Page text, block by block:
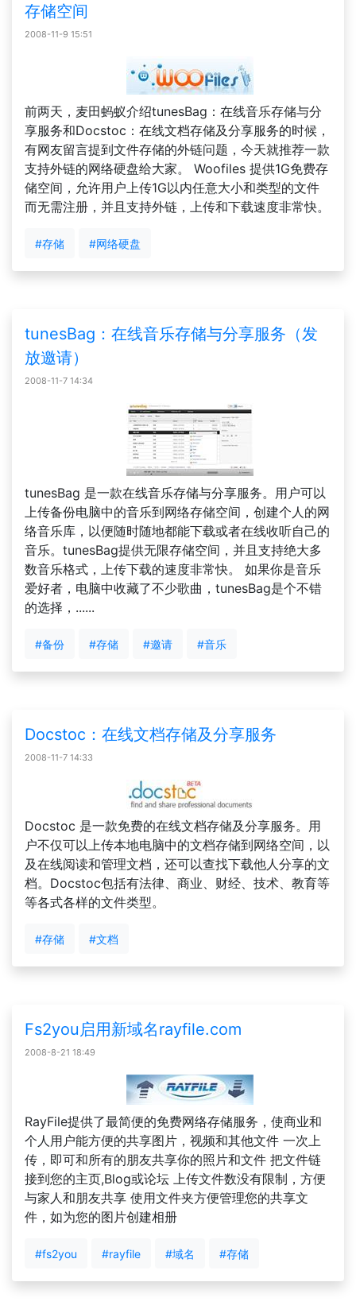
存储空间
2008-11-9 15:51
前两天，麦田蚂蚁介绍tunesBag：在线音乐存储与分
享服务和Docstoc：在线文档存储及分享服务的时候，
有网友留言提到文件存储的外链问题，今天就推荐一款
支持外链的网络硬盘给大家。 Woofiles 提供1G免费存
储空间，允许用户上传1G以内任意大小和类型的文件
而无需注册，并且支持外链，上传和下载速度非常快。
#存储 #网络硬盘
tunesBag：在线音乐存储与分享服务（发
放邀请）
2008-11-7 14:34
tunesBag 是一款在线音乐存储与分享服务。用户可以
上传备份电脑中的音乐到网络存储空间，创建个人的网
络音乐库，以便随时随地都能下载或者在线收听自己的
音乐。tunesBag提供无限存储空间，并且支持绝大多
数音乐格式，上传下载的速度非常快。 如果你是音乐
爱好者，电脑中收藏了不少歌曲，tunesBag是个不错
的选择，......
#备份 #存储 #邀请 #音乐
Docstoc：在线文档存储及分享服务
2008-11-7 14:33
Docstoc 是一款免费的在线文档存储及分享服务。用
户不仅可以上传本地电脑中的文档存储到网络空间，以
及在线阅读和管理文档，还可以查找下载他人分享的文
档。Docstoc包括有法律、商业、财经、技术、教育等
等各式各样的文件类型。
#存储 #文档
Fs2you启用新域名rayfile.com
2008-8-21 18:49
RayFile提供了最简便的免费网络存储服务，使商业和
个人用户能方便的共享图片，视频和其他文件 一次上
传，即可和所有的朋友共享你的照片和文件 把文件链
接到您的主页,Blog或论坛 上传文件数没有限制，方便
与家人和朋友共享 使用文件夹方便管理您的共享文
件，如为您的图片创建相册
#fs2you #rayfile #域名 #存储